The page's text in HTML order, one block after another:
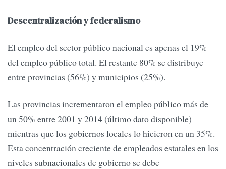
Descentralización y federalismo
El empleo del sector público nacional es apenas el 19%
del empleo público total. El restante 80% se distribuye
entre provincias (56%) y municipios (25%).
Las provincias incrementaron el empleo público más de
un 50% entre 2001 y 2014 (último dato disponible)
mientras que los gobiernos locales lo hicieron en un 35%.
Esta concentración creciente de empleados estatales en los
niveles subnacionales de gobierno se debe